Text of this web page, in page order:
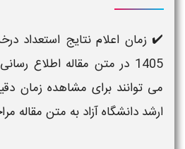
✔️ زمان اعلام نتایج استعداد
1405 در متن مقاله اطلاع
می توانند برای مشاهده زمان
ارشد دانشگاه آزاد به متن مقاله